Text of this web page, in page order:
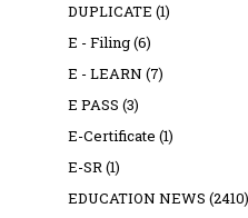
DUPLICATE (1)
E - Filing(6)
E - LEARN (7)
E PASS (3)
E-Certificate (1)
E-SR(1)
EDUCATION NEWS (2410)